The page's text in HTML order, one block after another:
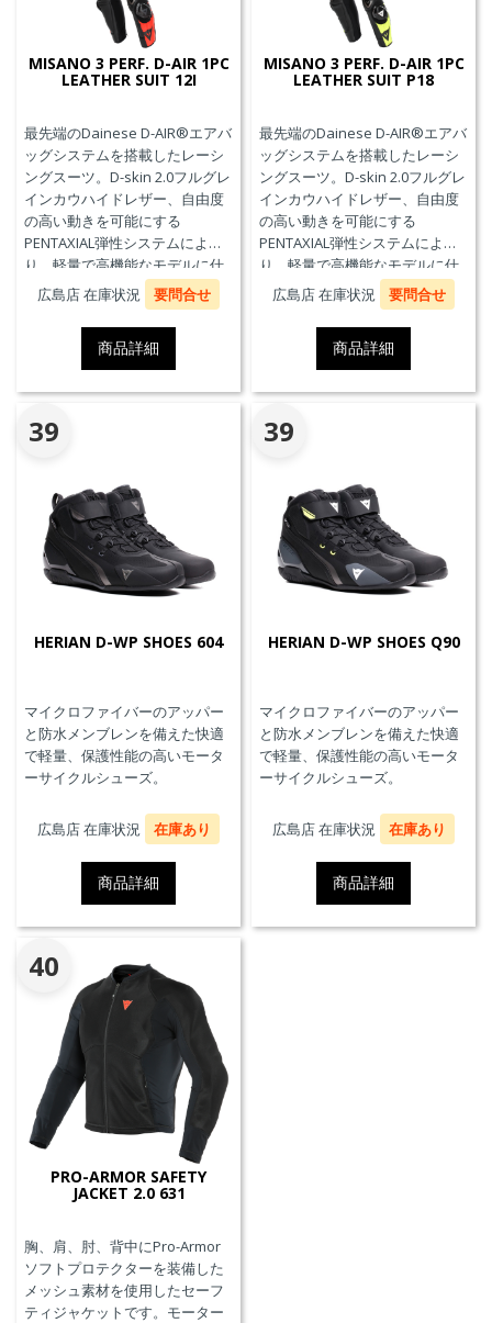
MISANO 3 PERF. D-AIR 1PC
LEATHER SUIT 12I
最先端のDainese D-AIR®エアバ
ッグシステムを搭載したレーシ
ングスーツ。D-skin 2.0フルグレ
インカウハイドレザー、自由度
の高い動きを可能にする
PENTAXIAL弾性システムによ
り、軽量で高機能なモデルに仕
上がっています。また、エアバ
ッグ本体が最大3回の起爆まで繰
り返し利用可能なTriple-
Activation D-air®Racing エアバ
ッグを搭載しています。※別途
ジェネレーター(ガス発生器本体)
の交換が必要です。
広島店 在庫状況 要問合せ
商品詳細
MISANO 3 PERF. D-AIR 1PC
LEATHER SUIT P18
最先端のDainese D-AIR®エアバ
ッグシステムを搭載したレーシ
ングスーツ。D-skin 2.0フルグレ
インカウハイドレザー、自由度
の高い動きを可能にする
PENTAXIAL弾性システムによ
り、軽量で高機能なモデルに仕
上がっています。また、エアバ
ッグ本体が最大3回の起爆まで繰
り返し利用可能なTriple-
Activation D-air®Racing エアバ
ッグを搭載しています。※別途
ジェネレーター(ガス発生器本体)
の交換が必要です。
広島店 在庫状況 要問合せ
商品詳細
39
HERIAN D-WP SHOES 604
マイクロファイバーのアッパー
と防水メンブレンを備えた快適
で軽量、保護性能の高いモータ
ーサイクルシューズ。
広島店 在庫状況 在庫あり
商品詳細
39
HERIAN D-WP SHOES Q90
マイクロファイバーのアッパー
と防水メンブレンを備えた快適
で軽量、保護性能の高いモータ
ーサイクルシューズ。
広島店 在庫状況 在庫あり
商品詳細
40
PRO-ARMOR SAFETY
JACKET 2.0 631
胸、肩、肘、背中にPro-Armor
ソフトプロテクターを装備した
メッシュ素材を使用したセーフ
ティジャケットです。モーター